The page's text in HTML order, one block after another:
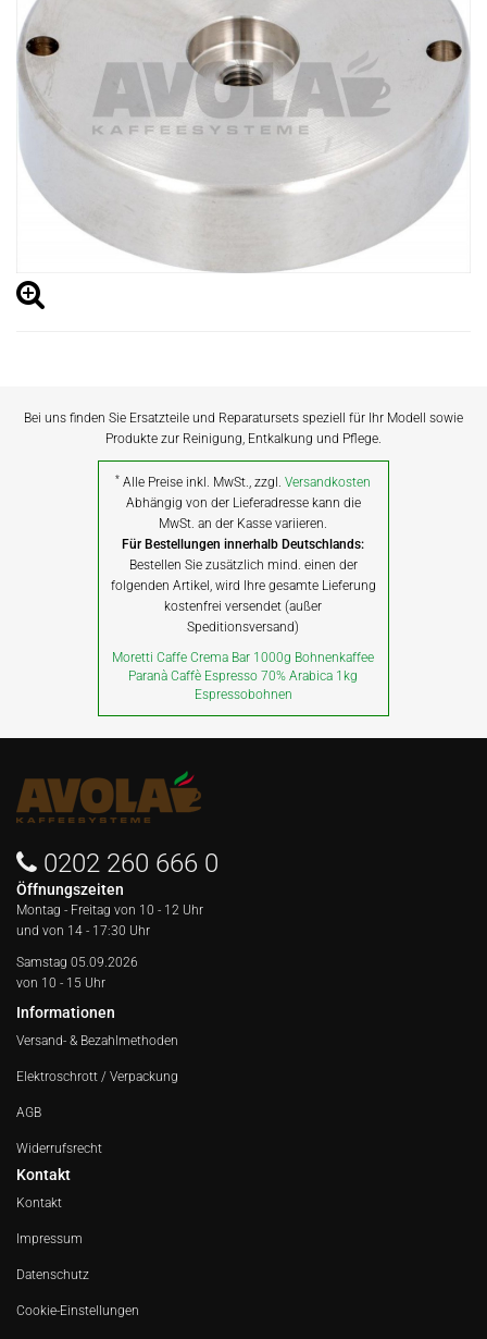
Bei uns finden Sie Ersatzteile und Reparatursets speziell für Ihr Modell sowie
Produkte zur Reinigung, Entkalkung und Pflege.
* Alle Preise inkl. MwSt., zzgl.Versandkosten
Abhängig von der Lieferadresse kann die
MwSt. an der Kasse variieren.
Für Bestellungen innerhalb Deutschlands:
Bestellen Sie zusätzlich mind. einen der
folgenden Artikel, wird Ihre gesamte Lieferung
kostenfrei versendet (außer
Speditionsversand)
Moretti Caffe Crema Bar 1000g Bohnenkaffee
Paranà Caffè Espresso 70% Arabica 1kg
Espressobohnen
0202 260 666 0
Öffnungszeiten
Montag - Freitag von 10 - 12 Uhr
und von 14 - 17:30 Uhr
Samstag 05.09.2026
von 10 - 15 Uhr
Informationen
Versand- & Bezahlmethoden
Elektroschrott / Verpackung
AGB
Widerrufsrecht
Kontakt
Kontakt
Impressum
Datenschutz
Cookie-Einstellungen